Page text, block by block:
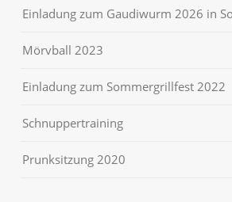
Einladung zum Gaudiwurm 2026 in
Mörvball 2023
Einladung zum Sommergrillfest 2022
Schnuppertraining
Prunksitzung 2020